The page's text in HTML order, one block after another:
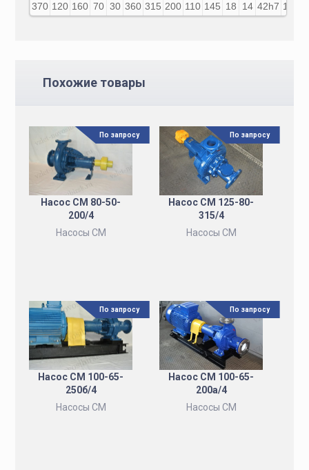
370 120 160 70 30 360 315 200 110 145 18 14 42h7 12
Похожие товары
Насос СМ 80-50-
200/4
Насосы СМ
По запросу
Насос СМ 125-80-
315/4
Насосы СМ
По запросу
Насос СМ 100-65-
250б/4
Насосы СМ
По запросу
Насос СМ 100-65-
200а/4
Насосы СМ
По запросу